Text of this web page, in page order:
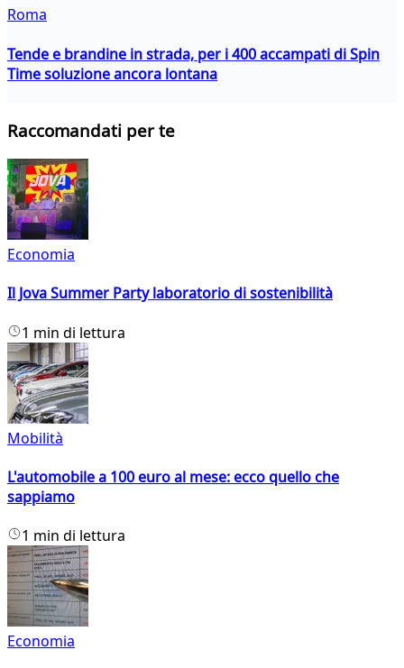
Roma
Tende e brandine in strada, per i 400 accampati di Spin
Time soluzione ancora lontana
Raccomandati per te
Economia
Il Jova Summer Party laboratorio di sostenibilità
1 min di lettura
Mobilità
L'automobile a 100 euro al mese: ecco quello che
sappiamo
1 min di lettura
Economia